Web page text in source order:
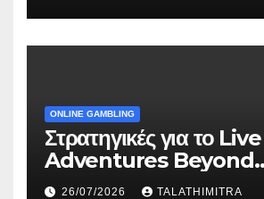
ONLINE GAMBLING
Στρατηγικές για το Live
Adventures Beyond
Wonderland που
26/07/2026 TALATHIMITRA